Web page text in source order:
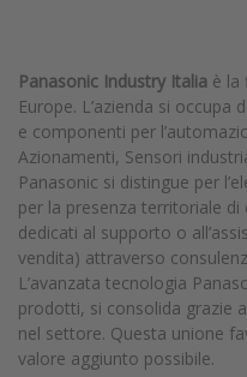
Panasonic Industry Italia è la
Europe. L’azienda si
e componenti per
Azionamenti, Sensori
Panasonic si distingue per
per la presenza territoriale
dedicati al supporto o
vendita) attraverso
L’avanzata tecnologia
prodotti, si consolida grazie
nel settore. Questa unione
valore aggiunto possibile.